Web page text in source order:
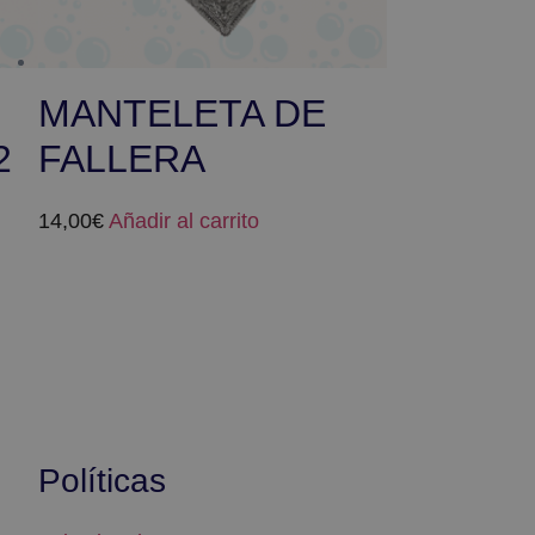
MANTELETA DE
FALLERA
14,00€ Añadir al carrito
Políticas